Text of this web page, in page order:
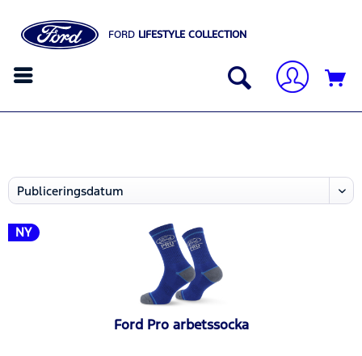
FORD LIFESTYLE COLLECTION
NY
Ford Pro arbetssocka